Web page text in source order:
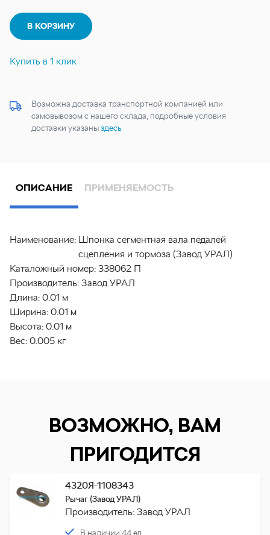
В КОРЗИНУ
Купить в 1 клик
Возможна доставка транспортной компанией или
самовывозом с нашего склада, подробные условия
доставки указаныздесь
ОПИСАНИЕ ПРИМЕНЯЕМОСТЬ
Наименование: Шпонка сегментная вала педалей
сцепления и тормоза (Завод УРАЛ)
Каталожный номер: 338062 П
Производитель: Завод УРАЛ
Длина: 0.01 м
Ширина: 0.01 м
Высота: 0.01 м
Вес: 0.005 кг
ВОЗМОЖНО, ВАМ
ПРИГОДИТСЯ
4320Я-1108343
Рычаг (Завод УРАЛ)
Производитель: Завод УРАЛ
В наличии 44 ед